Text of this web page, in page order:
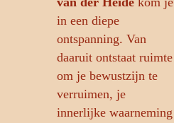
in een diepe
ontspanning. Van
daaruit ontstaat ruimte
om je bewustzijn te
verruimen, je
innerlijke waarneming